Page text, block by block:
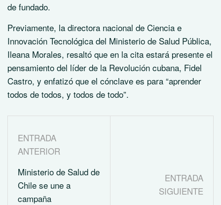
de fundado.
Previamente, la directora nacional de Ciencia e
Innovación Tecnológica del Ministerio de Salud Pública,
Ileana Morales, resaltó que en la cita estará presente el
pensamiento del líder de la Revolución cubana, Fidel
Castro, y enfatizó que el cónclave es para “aprender
todos de todos, y todos de todo”.
ENTRADA
ANTERIOR
Ministerio de Salud de
Chile se une a
campaña
ENTRADA
SIGUIENTE